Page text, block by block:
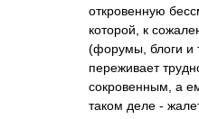
откровенную
которой, к
(форумы, блоги и
переживает
сокровенным, а
таком деле -